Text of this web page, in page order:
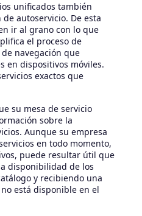
unificados también
autoservicio. De esta
ir al grano con lo que
el proceso de
navegación que
en dispositivos móviles.
exactos que
su mesa de servicio
sobre la
Aunque su empresa
en todo momento,
puede resultar útil que
disponibilidad de los
y recibiendo una
está disponible en el